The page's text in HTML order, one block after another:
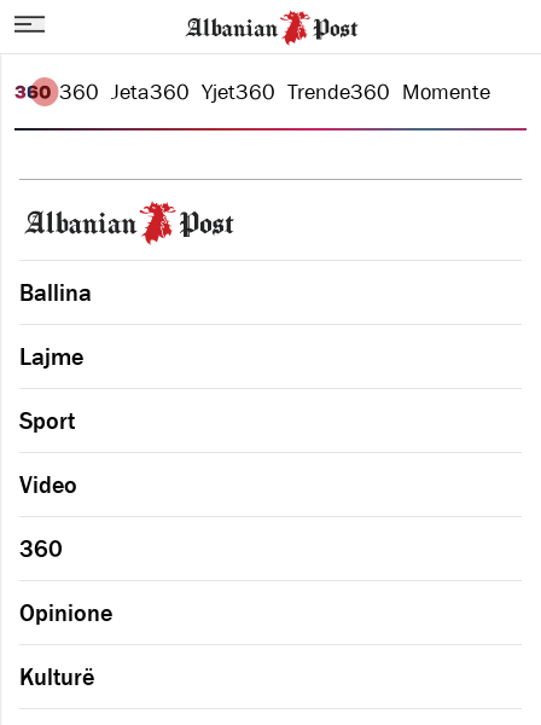
360 Jeta360 Yjet360 Trende360 Momente
Ballina
Lajme
Sport
Video
360
Opinione
Kulturë